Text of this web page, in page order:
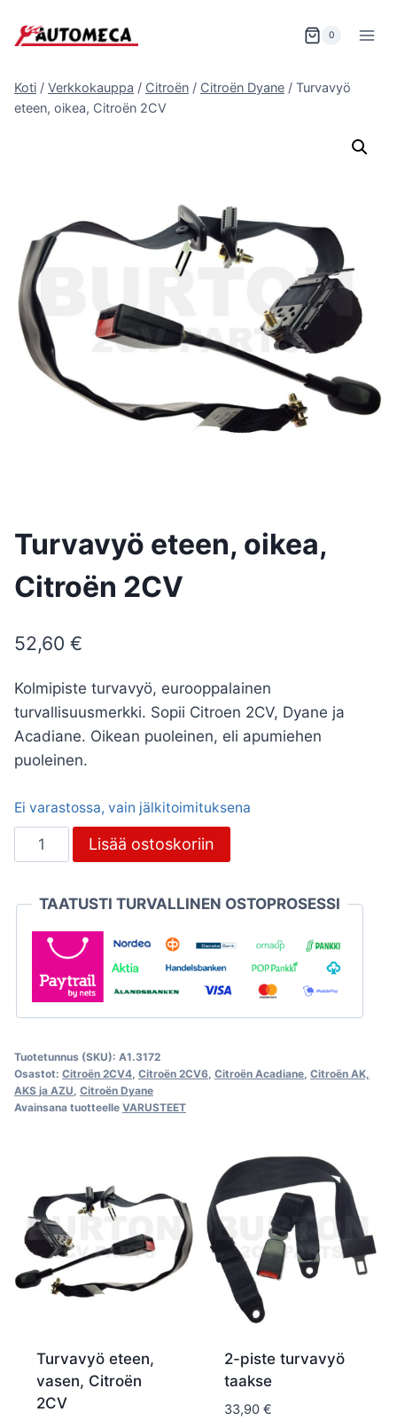
sisältöön
0
Koti / Verkkokauppa / Citroën / Citroën Dyane / Turvavyö
eteen, oikea, Citroën 2CV
Turvavyö eteen, oikea,
Citroën 2CV
52,60 €
Kolmipiste turvavyö, eurooppalainen
turvallisuusmerkki. Sopii Citroen 2CV, Dyane ja
Acadiane. Oikean puoleinen, eli apumiehen
puoleinen.
Ei varastossa, vain jälkitoimituksena
Turvavyö
eteen,
Citroën
2CV
määrä
Lisää ostoskoriin
TAATUSTI TURVALLINEN OSTOPROSESSI
Tuotetunnus (SKU): A1.3172
Osastot: Citroën 2CV4 Citroën 2CV6 Citroën Acadiane Citroën AK,
AKS ja AZU Citroën Dyane
Avainsana tuotteelle VARUSTEET
Turvavyö eteen,
vasen, Citroën
2CV
2-piste turvavyö
taakse
33,90 €